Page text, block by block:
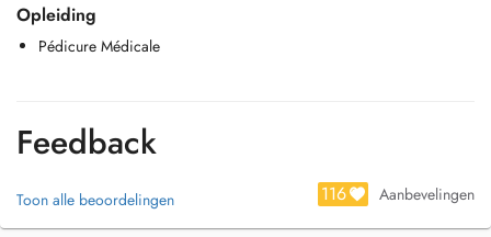
Opleiding
Pédicure Médicale
Feedback
Toon alle beoordelingen 116 Aanbevelingen